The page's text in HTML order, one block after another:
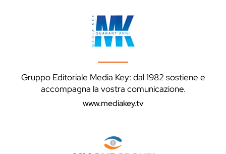
Gruppo Editoriale Media Key: dal 1982 sostiene e
accompagna la vostra comunicazione.
www.mediakey.tv